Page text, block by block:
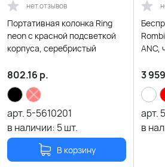
нет отзывов
Портативная колонка Ring
neon с красной подсветкой
корпуса, серебристый
802.16 р.
арт. 5-5610201
в наличии: 5шт.
В корзину
ANC,
3
арт.
в